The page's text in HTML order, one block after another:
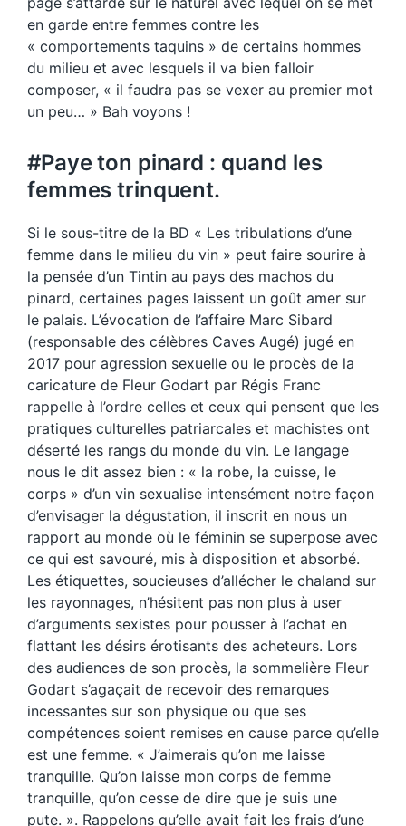
en garde entre femmes contre les
« comportements taquins » de certains hommes
du milieu et avec lesquels il va bien falloir
composer, « il faudra pas se vexer au premier mot
un peu… » Bah voyons !
#Paye ton pinard : quand les
femmes trinquent.
Si le sous-titre de la BD « Les tribulations d’une
femme dans le milieu du vin » peut faire sourire à
la pensée d’un Tintin au pays des machos du
pinard, certaines pages laissent un goût amer sur
le palais. L’évocation de l’affaire Marc Sibard
(responsable des célèbres Caves Augé) jugé en
2017 pour agression sexuelle ou le procès de la
caricature de Fleur Godart par Régis Franc
rappelle à l’ordre celles et ceux qui pensent que les
pratiques culturelles patriarcales et machistes ont
déserté les rangs du monde du vin. Le langage
nous le dit assez bien : « la robe, la cuisse, le
corps » d’un vin sexualise intensément notre façon
d’envisager la dégustation, il inscrit en nous un
rapport au monde où le féminin se superpose avec
ce qui est savouré, mis à disposition et absorbé.
Les étiquettes, soucieuses d’allécher le chaland sur
les rayonnages, n’hésitent pas non plus à user
d’arguments sexistes pour pousser à l’achat en
flattant les désirs érotisants des acheteurs. Lors
des audiences de son procès, la sommelière Fleur
Godart s’agaçait de recevoir des remarques
incessantes sur son physique ou que ses
compétences soient remises en cause parce qu’elle
est une femme. « J’aimerais qu’on me laisse
tranquille. Qu’on laisse mon corps de femme
tranquille, qu’on cesse de dire que je suis une
pute. ». Rappelons qu’elle avait fait les frais d’une